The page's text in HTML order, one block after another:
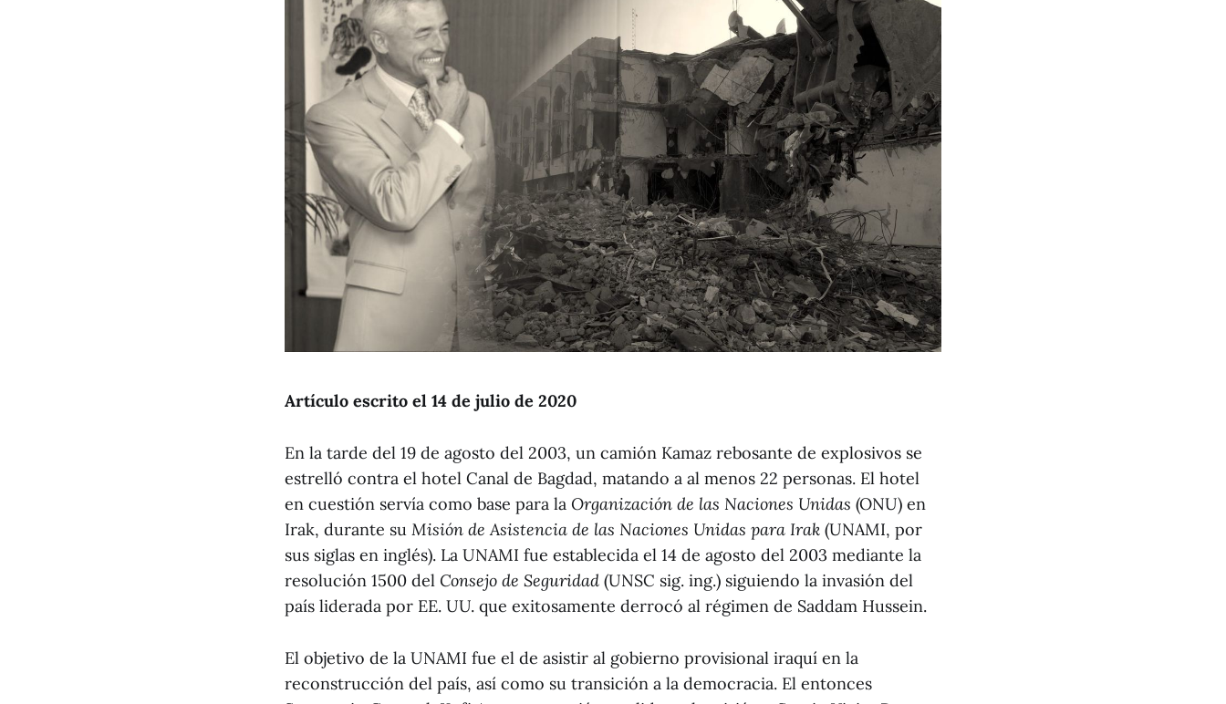
Artículo escrito el 14 de julio de 2020
En la tarde del 19 de agosto del 2003, un camión Kamaz rebosante de explosivos se
estrelló contra el hotel Canal de Bagdad, matando a al menos 22 personas. El hotel
en cuestión servía como base para la Organización de las Naciones Unidas (ONU) en
Irak, durante su Misión de Asistencia de las Naciones Unidas para Irak (UNAMI, por
sus siglas en inglés). La UNAMI fue establecida el 14 de agosto del 2003 mediante la
resolución 1500 del Consejo de Seguridad (UNSC sig. ing.) siguiendo la invasión del
país liderada por EE. UU. que exitosamente derrocó al régimen de Saddam Hussein.
El objetivo de la UNAMI fue el de asistir al gobierno provisional iraquí en la
reconstrucción del país, así como su transición a la democracia. El entonces